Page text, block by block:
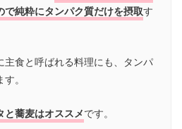
で純粋にタンパク質だけを摂取す
主食と呼ばれる料理にも、タンパ
。
と蕎麦はオススメです。